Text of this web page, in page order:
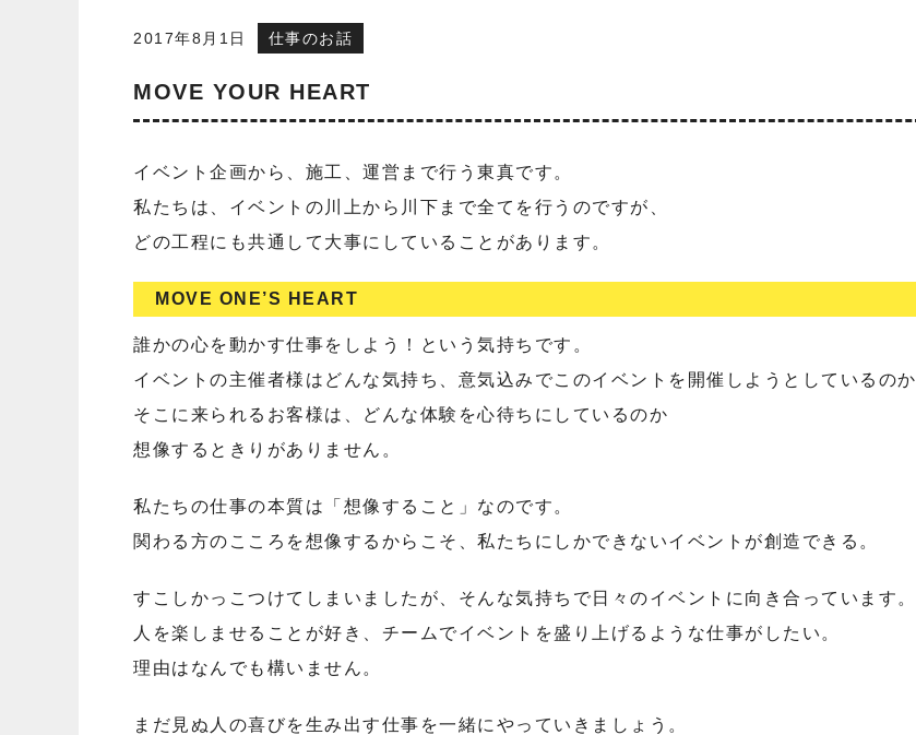
2017年8月1日 仕事のお話
MOVE YOUR HEART
イベント企画から、施工、運営まで行う東真です。
私たちは、イベントの川上から川下まで全てを行うのですが、
どの工程にも共通して大事にしていることがあります。
MOVE ONE’S HEART
誰かの心を動かす仕事をしよう！という気持ちです。
イベントの主催者様はどんな気持ち、意気込みでこのイベントを開催しようとしているのか
そこに来られるお客様は、どんな体験を心待ちにしているのか
想像するときりがありません。
私たちの仕事の本質は「想像すること」なのです。
関わる方のこころを想像するからこそ、私たちにしかできないイベントが創造できる。
すこしかっこつけてしまいましたが、そんな気持ちで日々のイベントに向き合っています。
人を楽しませることが好き、チームでイベントを盛り上げるような仕事がしたい。
理由はなんでも構いません。
まだ見ぬ人の喜びを生み出す仕事を一緒にやっていきましょう。